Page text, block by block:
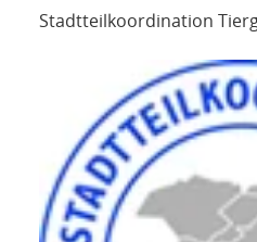
Stadtteilkoordination